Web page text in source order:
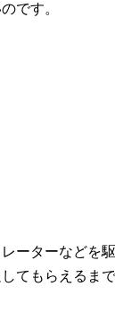
です。
ーターなどを
てもらえるま